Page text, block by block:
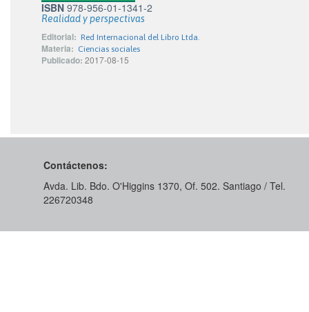
ISBN 978-956-01-1341-2
Realidad y perspectivas
Editorial: Red Internacional del Libro Ltda.
Materia: Ciencias sociales
Publicado: 2017-08-15
Contáctenos:
Avda. Lib. Bdo. O'Higgins 1370, Of. 502. Santiago / Tel.
226720348